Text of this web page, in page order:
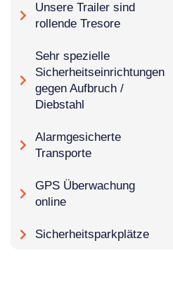
Unsere Trailer sind
rollende Tresore
Sehr spezielle
Sicherheitseinrichtungen
gegen Aufbruch /
Diebstahl
Alarmgesicherte
Transporte
GPS Überwachung
online
Sicherheitsparkplätze